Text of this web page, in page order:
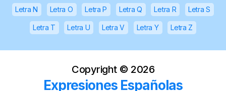
Letra N Letra O Letra P Letra Q Letra R Letra S
Letra T Letra U Letra V Letra Y Letra Z
Copyright © 2026
Expresiones Españolas